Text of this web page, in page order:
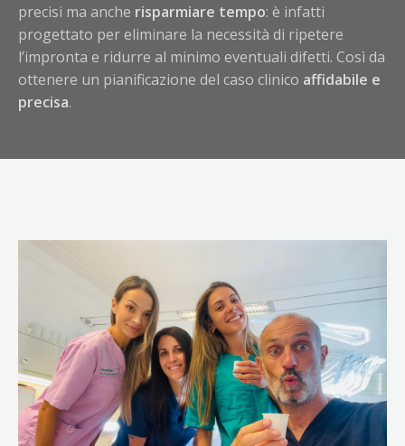
precisi ma anche risparmiare tempo: è infatti
progettato per eliminare la necessità di ripetere
l’impronta e ridurre al minimo eventuali difetti. Così da
ottenere un pianificazione del caso clinico affidabile e
precisa.